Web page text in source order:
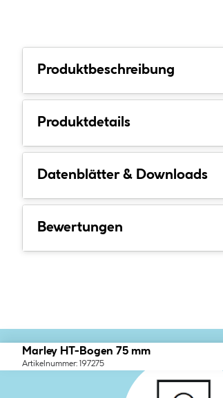
Produktbeschreibung
Produktdetails
Datenblätter & Downloads
Bewertungen
Marley HT-Bogen 75 mm
Artikelnummer: 197275